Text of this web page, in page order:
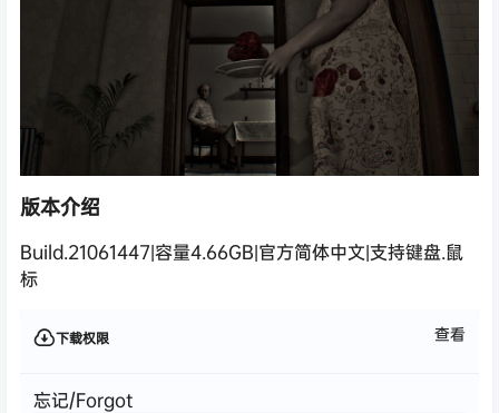
版本介绍
Build.21061447|容量4.66GB|官方简体中文|支持键盘.鼠
标
下载权限 查看
忘记/Forgot